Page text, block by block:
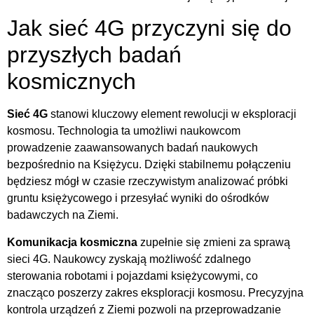
Jak sieć 4G przyczyni się do
przyszłych badań
kosmicznych
Sieć 4G stanowi kluczowy element rewolucji w eksploracji
kosmosu. Technologia ta umożliwi naukowcom
prowadzenie zaawansowanych badań naukowych
bezpośrednio na Księżycu. Dzięki stabilnemu połączeniu
będziesz mógł w czasie rzeczywistym analizować próbki
gruntu księżycowego i przesyłać wyniki do ośrodków
badawczych na Ziemi.
Komunikacja kosmiczna zupełnie się zmieni za sprawą
sieci 4G. Naukowcy zyskają możliwość zdalnego
sterowania robotami i pojazdami księżycowymi, co
znacząco poszerzy zakres eksploracji kosmosu. Precyzyjna
kontrola urządzeń z Ziemi pozwoli na przeprowadzanie